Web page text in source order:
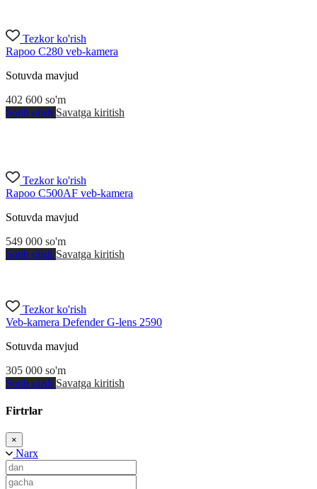
Tezkor ko'rish
Rapoo C280 veb-kamera
Sotuvda mavjud
402 600 so'm
Sotib olish Savatga kiritish
Tezkor ko'rish
Rapoo C500AF veb-kamera
Sotuvda mavjud
549 000 so'm
Sotib olish Savatga kiritish
Tezkor ko'rish
Veb-kamera Defender G-lens 2590
Sotuvda mavjud
305 000 so'm
Sotib olish Savatga kiritish
Firtrlar
×
Narx